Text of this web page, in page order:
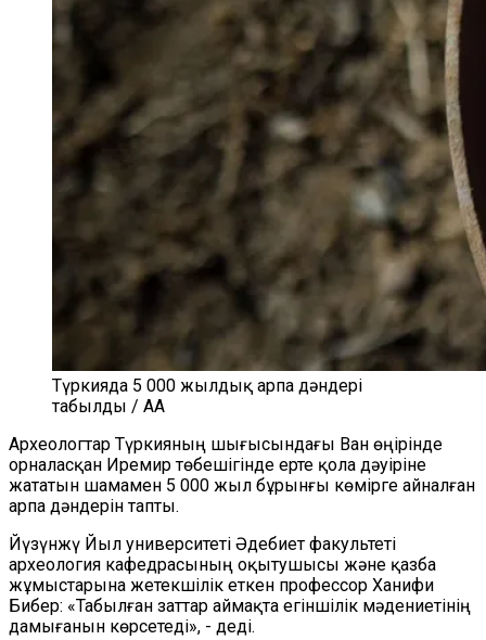
Түркияда 5 000 жылдық арпа дәндері
табылды / AA
Археологтар Түркияның шығысындағы Ван өңірінде
орналасқан Иремир төбешігінде ерте қола дәуіріне
жататын шамамен 5 000 жыл бұрынғы көмірге айналған
арпа дәндерін тапты.
Йүзүнжү Йыл университеті Әдебиет факультеті
археология кафедрасының оқытушысы және қазба
жұмыстарына жетекшілік еткен профессор Ханифи
Бибер: «Табылған заттар аймақта егіншілік мәдениетінің
дамығанын көрсетеді», - деді.